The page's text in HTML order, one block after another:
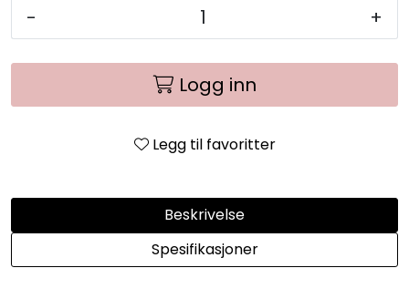
- +
Logg inn
Legg til favoritter
Beskrivelse
Spesifikasjoner